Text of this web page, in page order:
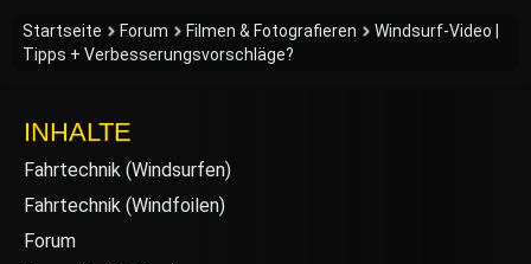
Startseite Forum Filmen & Fotografieren
Windsurf-Video |
Tipps + Verbesserungsvorschläge?
INHALTE
Fahrtechnik (Windsurfen)
Fahrtechnik (Windfoilen)
Forum